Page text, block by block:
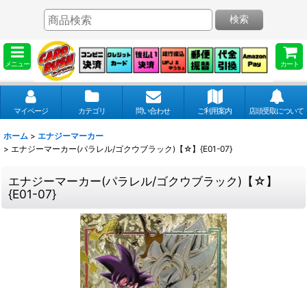
メニュー カート
検索
マイページ カテゴリ 問い合わせ ご利用案内 店頭受取について
ホーム > エナジーマーカー
> エナジーマーカー(パラレル/ゴクウブラック)【☆】{E01-07}
エナジーマーカー(パラレル/ゴクウブラック)【☆】
{E01-07}